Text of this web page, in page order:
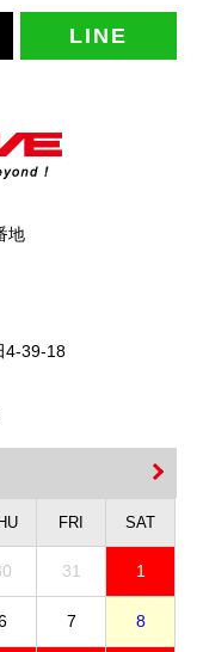
LINE
地
4-39-18
FRI SAT
31 1
7 8